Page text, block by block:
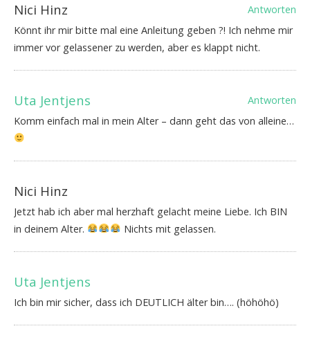
Nici Hinz
Antworten
Könnt ihr mir bitte mal eine Anleitung geben ?! Ich nehme mir
immer vor gelassener zu werden, aber es klappt nicht.
Uta Jentjens
Antworten
Komm einfach mal in mein Alter – dann geht das von alleine…
Nici Hinz
Jetzt hab ich aber mal herzhaft gelacht meine Liebe. Ich BIN
in deinem Alter.
Nichts mit gelassen.
Uta Jentjens
Ich bin mir sicher, dass ich DEUTLICH älter bin…. (höhöhö)